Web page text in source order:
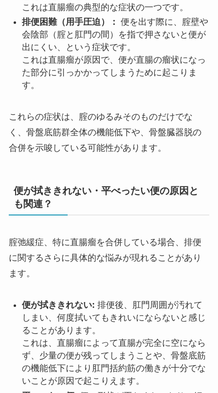
これは直腸瘤の典型的な症状の一つです。
排便困難（用手圧迫）： 便を出す際に、腟壁や
会陰部（腟と肛門の間）を指で押さないと便が
出にくい、という症状です。
これは直腸瘤が原因で、便が直腸の瘤状になっ
た部分に引っかかってしまうために起こりま
す。
これらの症状は、腟のゆるみそのものだけでな
く、骨盤底筋群全体の機能低下や、骨盤臓器脱の
合併を示唆している可能性があります。
便が拭ききれない・平べったい便の原因と
も関連？
腟弛緩症、特に直腸瘤を合併している場合、排便
に関するさらに具体的な悩みが現れることがあり
ます。
便が拭ききれない: 排便後、肛門周囲が汚れて
しまい、何度拭いてもきれいにならないと感じ
ることがあります。
これは、直腸瘤によって直腸が完全に空になら
ず、少量の便が残ってしまうことや、骨盤底筋
の機能低下により肛門括約筋の働きが十分でな
いことが原因で起こりえます。